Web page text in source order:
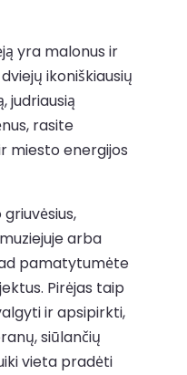
yra malonus ir
ikoniškiausių
judriausią
rasite
miesto energijos
arba
pamatytumėte
Pirėjas taip
ir apsipirkti,
siūlančių
vieta pradėti